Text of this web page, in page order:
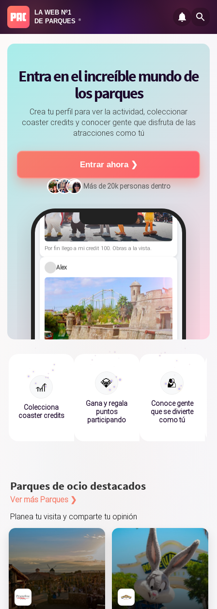
LA WEB Nº1
DE PARQUES
®
Marc
Hoy día en PortAventura
Por fin llego a mi credit 100. Obras a la vista.
Alex
Increíble día en PortAventura!
Marc
Entra en el increíble mundo de
los parques
Crea tu perfil para ver la actividad, coleccionar
coaster credits y conocer gente que disfruta de las
atracciones como tú
Entrar ahora ❯
Más de 20k personas dentro
🎢
Colecciona
coaster credits
💎
Gana y regala
puntos
participando
🫂
Conoce gente
que se divierte
como tú
Parques de ocio destacados
Ver más Parques ❯
Planea tu visita y comparte tu opinión